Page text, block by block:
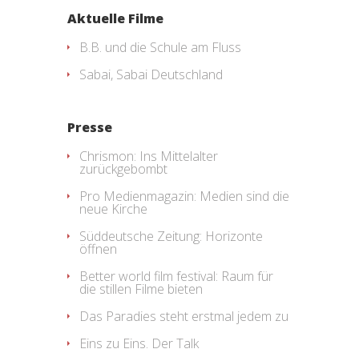
Aktuelle Filme
B.B. und die Schule am Fluss
Sabai, Sabai Deutschland
Presse
Chrismon: Ins Mittelalter
zurückgebombt
Pro Medienmagazin: Medien sind die
neue Kirche
Süddeutsche Zeitung: Horizonte
öffnen
Better world film festival: Raum für
die stillen Filme bieten
Das Paradies steht erstmal jedem zu
Eins zu Eins. Der Talk